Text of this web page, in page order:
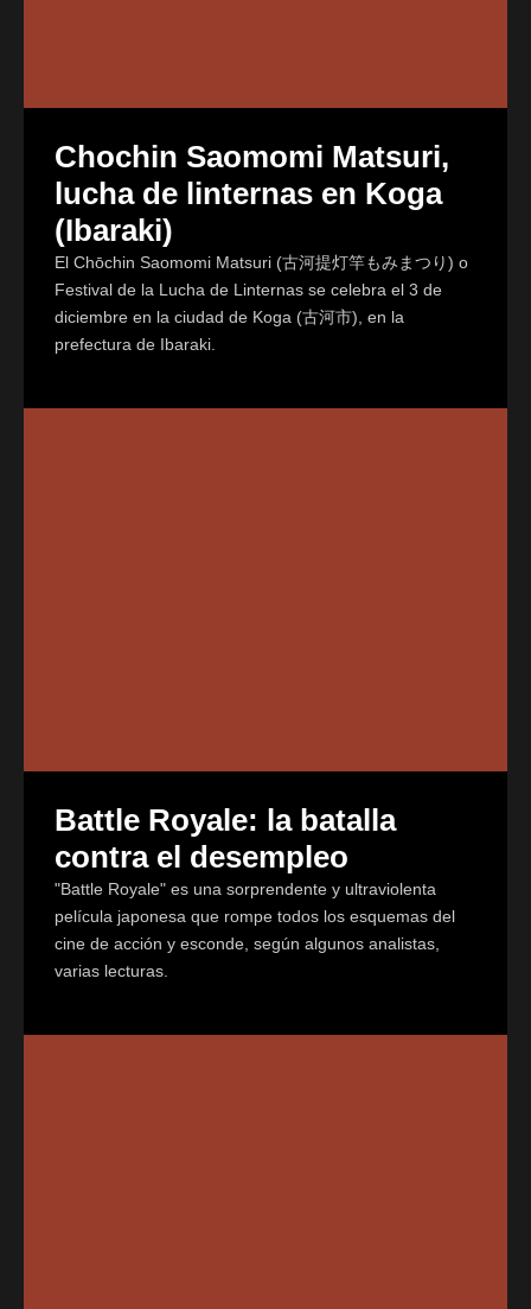
Chochin Saomomi Matsuri,
lucha de linternas en Koga
(Ibaraki)
El Chōchin Saomomi Matsuri (古河提灯竿もみまつり) o
Festival de la Lucha de Linternas se celebra el 3 de
diciembre en la ciudad de Koga (古河市), en la
prefectura de Ibaraki.
Battle Royale: la batalla
contra el desempleo
"Battle Royale" es una sorprendente y ultraviolenta
película japonesa que rompe todos los esquemas del
cine de acción y esconde, según algunos analistas,
varias lecturas.